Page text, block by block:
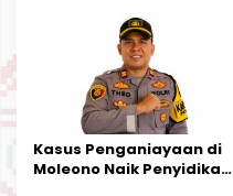
Kesederhanaannya Jadi
Harapan Warga
Kasus Penganiayaan di
Moleono Naik Penyidikan,